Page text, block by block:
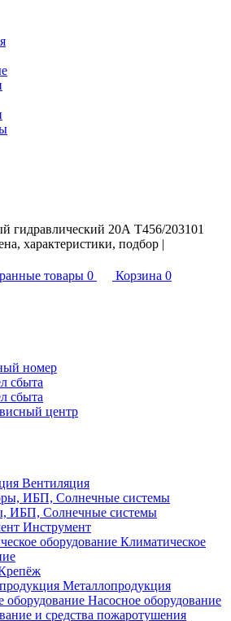
гидравлический 20А Т456/203101
характеристики, подбор |
товары 0 Корзина 0
номер
сбыта
сбыта
центр
Вентиляция
ИБП, Солнечные системы
Инструмент
Климатическое
Металлопродукция
Насосное оборудование